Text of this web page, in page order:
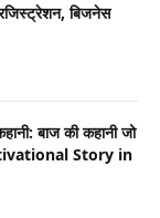
बिजनेस
बाज की कहानी जो
Story in